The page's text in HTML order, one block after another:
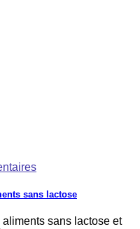
sans lactose
sans lactose et